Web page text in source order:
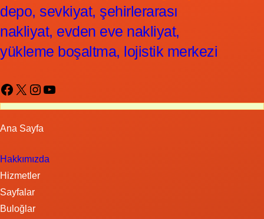
depo, sevkiyat, şehirlerarası
nakliyat, evden eve nakliyat,
yükleme boşaltma, lojistik merkezi
Facebook X Instagram YouTube
Ana Sayfa
Hakkımızda
Hizmetler
Sayfalar
Buloğlar